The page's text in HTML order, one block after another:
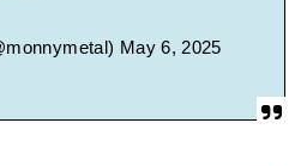
May 6, 2025